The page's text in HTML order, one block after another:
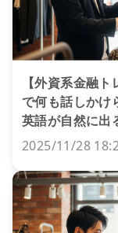
【外資系金融
で何も話しかけ
英語が自然に出
2025/11/28